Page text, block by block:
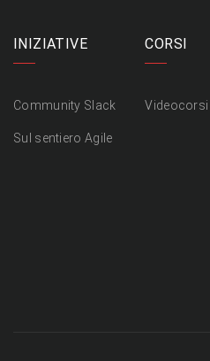
INIZIATIVE
Community Slack
Sul sentiero Agile
CORSI
Videocorsi